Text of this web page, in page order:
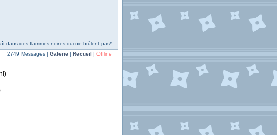
dans des flammes noires qui ne brûlent pas*
2749 Messages | Galerie | Recueil | Offline